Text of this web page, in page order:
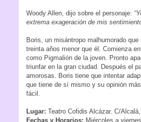
Woody Allen, dijo sobre el personaje:
extrema exageración de mis
Boris, un misántropo malhumorado
treinta años menor que él. Comienza
como Pigmalión de la joven. Pronto
triunfar en la gran ciudad. Después el
amorosas. Boris tiene que intentar
que tiene de sí mismo y su opinión
fácil.
Lugar: Teatro Cofidis Alcázar. C/
Fechas y Horarios: Miércoles a